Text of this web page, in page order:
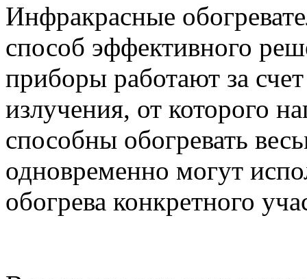
Инфракрасные
способ эффективного
приборы работают за
излучения, от которого
способны обогревать
одновременно могут
обогрева конкретного